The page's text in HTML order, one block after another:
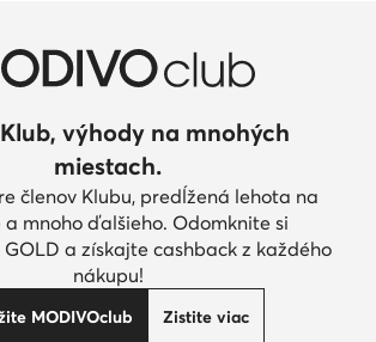
výhody na mnohých
miestach.
členov Klubu, predĺžená lehota na
mnoho ďalšieho. Odomknite si
a získajte cashback z každého
nákupu!
MODIVOclub Zistite viac